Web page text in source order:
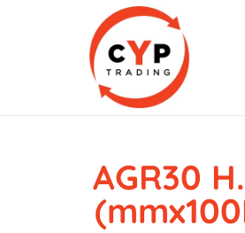
CYP Trading
Professionelle Ersatzteilbeschaffung
AGR30